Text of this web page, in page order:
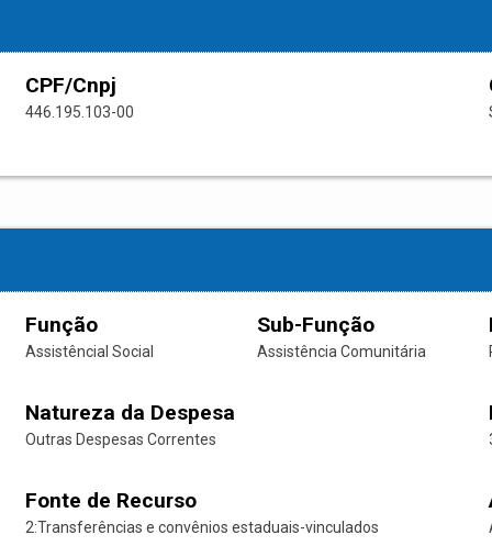
CPF/Cnpj
446.195.103-00
Função
Assistêncial Social
Sub-Função
Assistência Comunitária
Natureza da Despesa
Outras Despesas Correntes
Fonte de Recurso
2:Transferências e convênios estaduais-vinculados